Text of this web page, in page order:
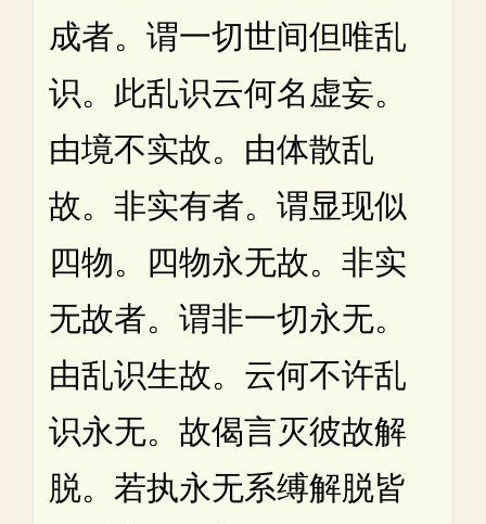
成者。谓一切世间但唯乱
识。此乱识云何名虚妄。
由境不实故。由体散乱
故。非实有者。谓显现似
四物。四物永无故。非实
无故者。谓非一切永无。
由乱识生故。云何不许乱
识永无。故偈言灭彼故解
脱。若执永无系缚解脱皆